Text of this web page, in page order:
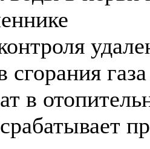
сгорания газа
в